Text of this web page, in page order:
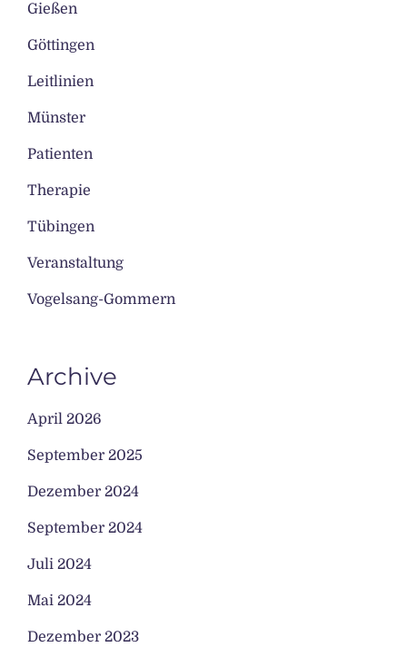
Gießen
Göttingen
Leitlinien
Münster
Patienten
Therapie
Tübingen
Veranstaltung
Vogelsang-Gommern
Archive
April 2026
September 2025
Dezember 2024
September 2024
Juli 2024
Mai 2024
Dezember 2023